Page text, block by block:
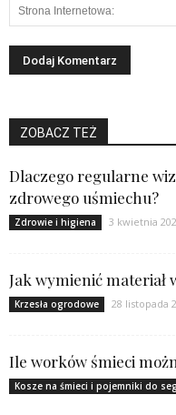
ZOBACZ TEŻ
Dlaczego regularne
zdrowego uśmiechu?
Zdrowie i higiena 3 kwietnia
Jak wymienić materiał
Krzesła ogrodowe 28 listopada
Ile worków śmieci
Kosze na śmieci i pojemniki do